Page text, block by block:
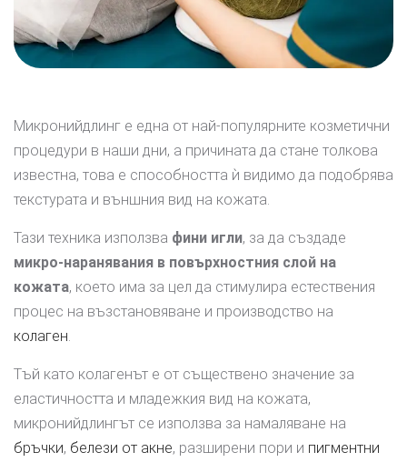
Микронийдлинг е една от най-популярните козметични
процедури в наши дни, а причината да стане толкова
известна, това е способността ѝ видимо да подобрява
текстурата и външния вид на кожата.
Тази техника използва фини игли, за да създаде
микро-наранявания в повърхностния слой на
кожата, което има за цел да стимулира естествения
процес на възстановяване и производство на
колаген.
Тъй като колагенът е от съществено значение за
еластичността и младежкия вид на кожата,
микронийдлингът се използва за намаляване на
бръчки, белези от акне, разширени пори и пигментни